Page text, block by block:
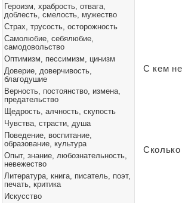
Героизм, храбрость, отвага,
доблесть, смелость, мужество
Страх, трусость, осторожность
Самолюбие, себялюбие,
самодовольство
Оптимизм, пессимизм, цинизм
Доверие, доверчивость,
благодушие
Верность, постоянство, измена,
предательство
Щедрость, алчность, скупость
Чувства, страсти, душа
Поведение, воспитание,
образование, культура
Опыт, знание, любознательность,
невежество
Литература, книга, писатель, поэт,
печать, критика
Искусство
С кем